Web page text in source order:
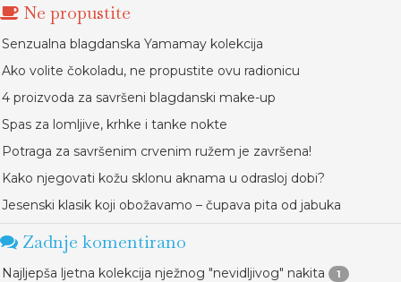
Ne propustite
Senzualna blagdanska Yamamay kolekcija
Ako volite čokoladu, ne propustite ovu radionicu
4 proizvoda za savršeni blagdanski make-up
Spas za lomljive, krhke i tanke nokte
Potraga za savršenim crvenim ružem je završena!
Kako njegovati kožu sklonu aknama u odrasloj dobi?
Jesenski klasik koji obožavamo – čupava pita od jabuka
Zadnje komentirano
Najljepša ljetna kolekcija nježnog "nevidljivog" nakita 1